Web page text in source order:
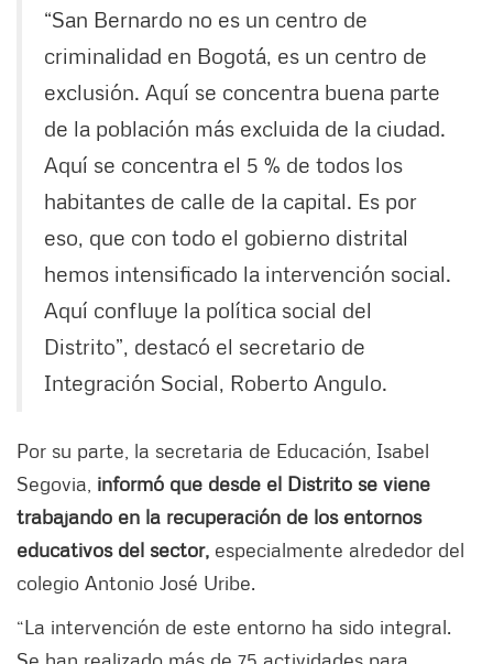
“San Bernardo no es un centro de
criminalidad en Bogotá, es un centro de
exclusión. Aquí se concentra buena parte
de la población más excluida de la ciudad.
Aquí se concentra el 5 % de todos los
habitantes de calle de la capital. Es por
eso, que con todo el gobierno distrital
hemos intensificado la intervención social.
Aquí confluye la política social del
Distrito”, destacó el secretario de
Integración Social, Roberto Angulo.
Por su parte, la secretaria de Educación, Isabel
Segovia, informó que desde el Distrito se viene
trabajando en la recuperación de los entornos
educativos del sector, especialmente alrededor del
colegio Antonio José Uribe.
“La intervención de este entorno ha sido integral.